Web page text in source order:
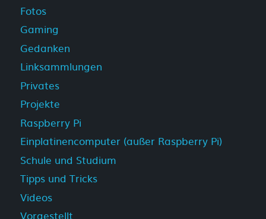
Fotos
Gaming
Gedanken
Linksammlungen
Privates
Projekte
Raspberry Pi
Einplatinencomputer (außer Raspberry Pi)
Schule und Studium
Tipps und Tricks
Videos
Vorgestellt